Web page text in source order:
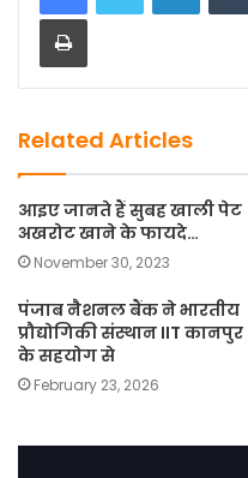
b
o
k
o
Print
Related Articles
आइए जानते हैं सुबह खाली पेट
अखरोट खाने के फायदे…
November 30, 2023
पंजाब नैशनल बैंक ने भारतीय
प्रौद्योगिकी संस्थान IIT कानपुर
के सहयोग से
February 23, 2026